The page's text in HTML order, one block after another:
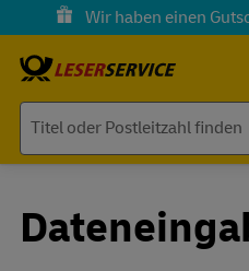
Wir haben einen